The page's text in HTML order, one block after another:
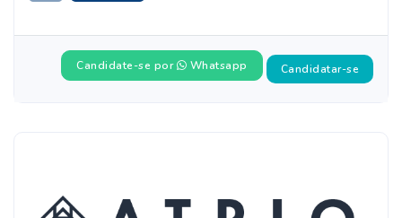
Candidate-se por Whatsapp Candidatar-se